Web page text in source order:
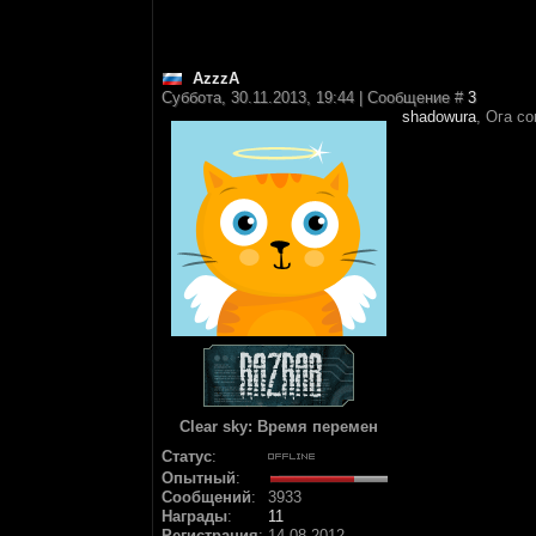
AzzzA
Суббота, 30.11.2013, 19:44 | Сообщение # 3
Clear sky: Время перемен
Статус:
Опытный:
Сообщений:
3933
Награды:
11
shadowura, Ога